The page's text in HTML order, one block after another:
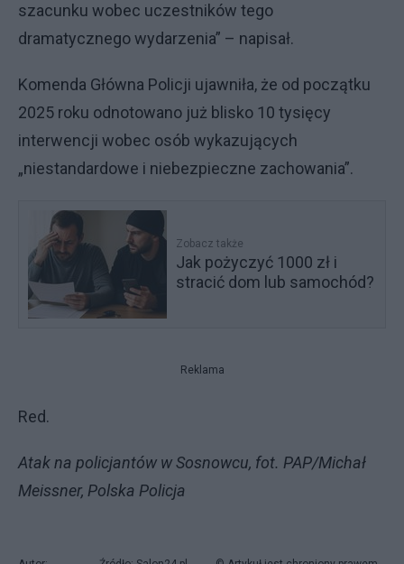
szacunku wobec uczestników tego
dramatycznego wydarzenia” – napisał.
Komenda Główna Policji ujawniła, że od początku
2025 roku odnotowano już blisko 10 tysięcy
interwencji wobec osób wykazujących
„niestandardowe i niebezpieczne zachowania”.
Zobacz także
Jak pożyczyć 1000 zł i
stracić dom lub samochód?
Reklama
Red.
Atak na policjantów w Sosnowcu, fot. PAP/Michał
Meissner, Polska Policja